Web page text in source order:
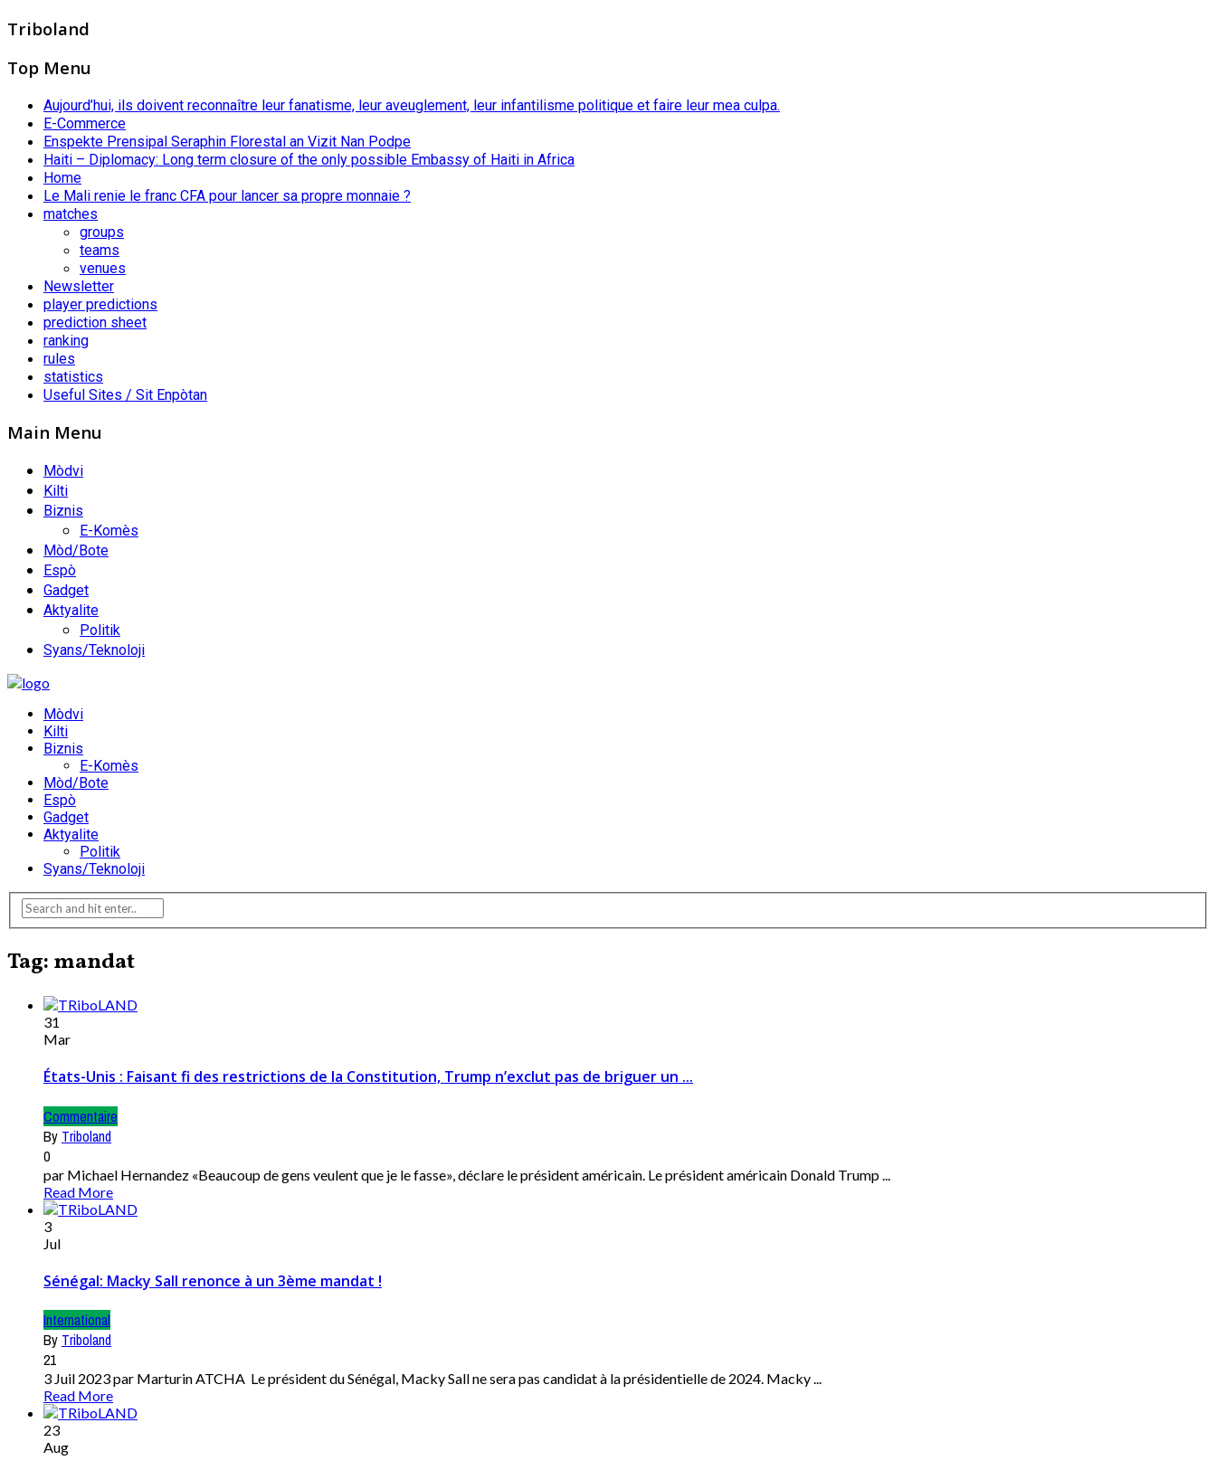
Triboland
Top Menu
Aujourd’hui, ils doivent reconnaître leur fanatisme, leur aveuglement, leur infantilisme politique et faire leur mea culpa.
E-Commerce
Enspekte Prensipal Seraphin Florestal an Vizit Nan Podpe
Haiti – Diplomacy: Long term closure of the only possible Embassy of Haiti in Africa
Home
Le Mali renie le franc CFA pour lancer sa propre monnaie ?
matches
groups
teams
venues
Newsletter
player predictions
prediction sheet
ranking
rules
statistics
Useful Sites / Sit Enpòtan
Main Menu
Mòdvi
Kilti
Biznis
E-Komès
Mòd/Bote
Espò
Gadget
Aktyalite
Politik
Syans/Teknoloji
Mòdvi
Kilti
Biznis
E-Komès
Mòd/Bote
Espò
Gadget
Aktyalite
Politik
Syans/Teknoloji
Tag: mandat
31
Mar
États-Unis : Faisant fi des restrictions de la Constitution, Trump n’exclut pas de briguer un ...
Commentaire
By Triboland
0
par Michael Hernandez «Beaucoup de gens veulent que je le fasse», déclare le président américain. Le président américain Donald Trump ...
Read More
3
Jul
Sénégal: Macky Sall renonce à un 3ème mandat !
International
By Triboland
21
3 Juil 2023 par Marturin ATCHA Le président du Sénégal, Macky Sall ne sera pas candidat à la présidentielle de 2024. Macky ...
Read More
23
Aug